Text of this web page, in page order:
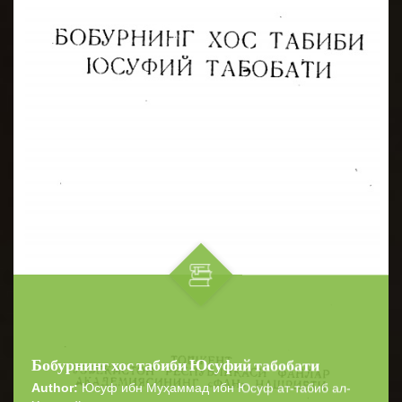
Бобурнинг хос табиби Юсуфий табобати
Author:Юсуф ибн Муҳаммад ибн Юсуф ат-табиб ал-